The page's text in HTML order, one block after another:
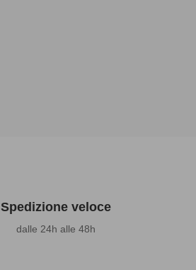
Spedizione veloce
dalle 24h alle 48h